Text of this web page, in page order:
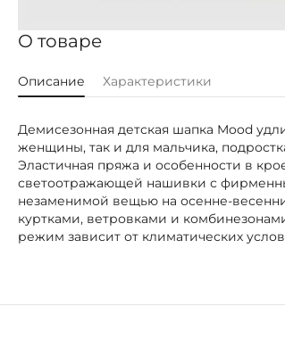
О товаре
Описание Характеристики
Демисезонная детская шапка Mood
женщины, так и для мальчика,
Эластичная пряжа и особенности в
светоотражающей нашивки с
незаменимой вещью на осенне-
куртками, ветровками и
режим зависит от климатических